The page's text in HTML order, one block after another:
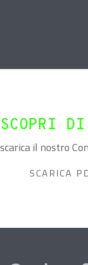
SCOPRI
scarica il nostro
SCARICA